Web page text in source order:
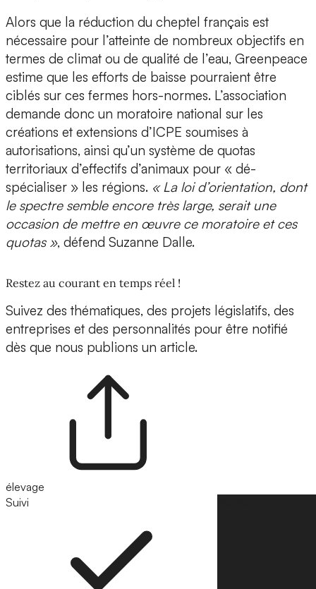
Alors que la réduction du cheptel français est
nécessaire pour l’atteinte de nombreux objectifs en
termes de climat ou de qualité de l’eau, Greenpeace
estime que les efforts de baisse pourraient être
ciblés sur ces fermes hors-normes. L’association
demande donc un moratoire national sur les
créations et extensions d’ICPE soumises à
autorisations, ainsi qu’un système de quotas
territoriaux d’effectifs d’animaux pour « dé-
spécialiser » les régions. « La loi d’orientation, dont
le spectre semble encore très large, serait une
occasion de mettre en œuvre ce moratoire et ces
quotas », défend Suzanne Dalle.
Restez au courant en temps réel !
Suivez des thématiques, des projets législatifs, des
entreprises et des personnalités pour être notifié
dès que nous publions un article.
élevage
Suivi